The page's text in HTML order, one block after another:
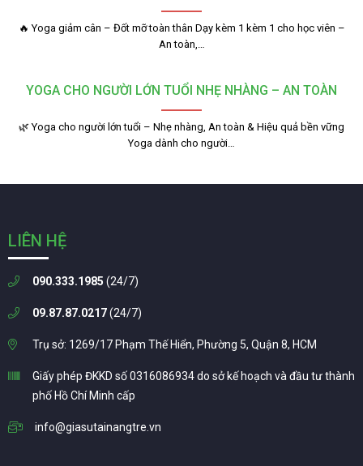
🔥 Yoga giảm cân – Đốt mỡ toàn thân Dạy kèm 1 kèm 1 cho học viên –
An toàn,…
YOGA CHO NGƯỜI LỚN TUỔI NHẸ NHÀNG – AN TOÀN
🌿 Yoga cho người lớn tuổi – Nhẹ nhàng, An toàn & Hiệu quả bền vững
Yoga dành cho người…
LIÊN HỆ
090.333.1985 (24/7)
09.87.87.0217(24/7)
Trụ sở: 1269/17 Phạm Thế Hiển, Phường 5, Quận 8, HCM
Giấy phép ĐKKD số 0316086934 do sở kế hoạch và đầu tư thành
phố Hồ Chí Minh cấp
info@giasutainangtre.vn